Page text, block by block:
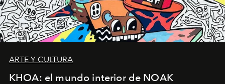
ARTE Y CULTURA
KHOA: el mundo interior de NOAK